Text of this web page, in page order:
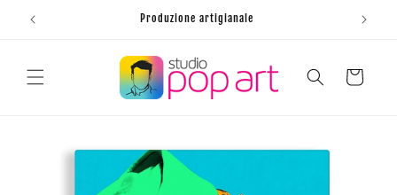
direttamente
Produzione artigianale
Carrello
informazioni